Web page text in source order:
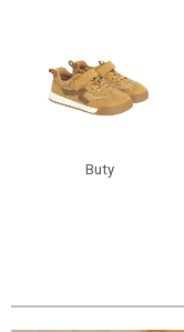
Szorty ›
T-shirty ›
WSZYSTKIE
Buty